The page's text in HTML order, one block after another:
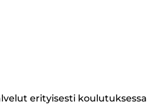
erityisesti koulutuksessa